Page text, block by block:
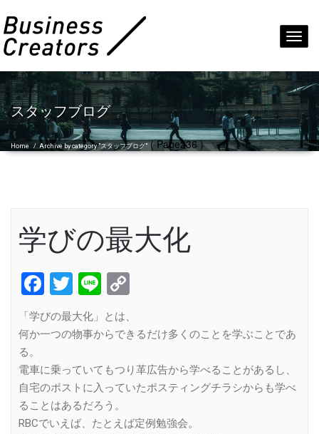
スタッフブログ
Home /Archive by category "スタッフブログ"( Page236 )
学びの最大化
Facebook
Twitter
Line
「学びの最大化」とは、
何か一つの物事からできるだけ多くのことを学ぶことであ
る。
電車に乗っていてもつり革広告から学べることがあるし、
自宅のポストに入っていたポスティングチラシからも学べ
ることはあるだろう。
RBCでいえば、たとえば定例勉強会。